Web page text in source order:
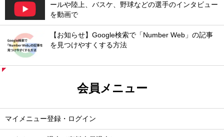
ールや陸上、バスケ、野球などの選手のインタビュー
を動画で
【お知らせ】Google検索で「Number Web」の記事
を見つけやすくする方法
会員メニュー
マイメニュー登録・ログイン